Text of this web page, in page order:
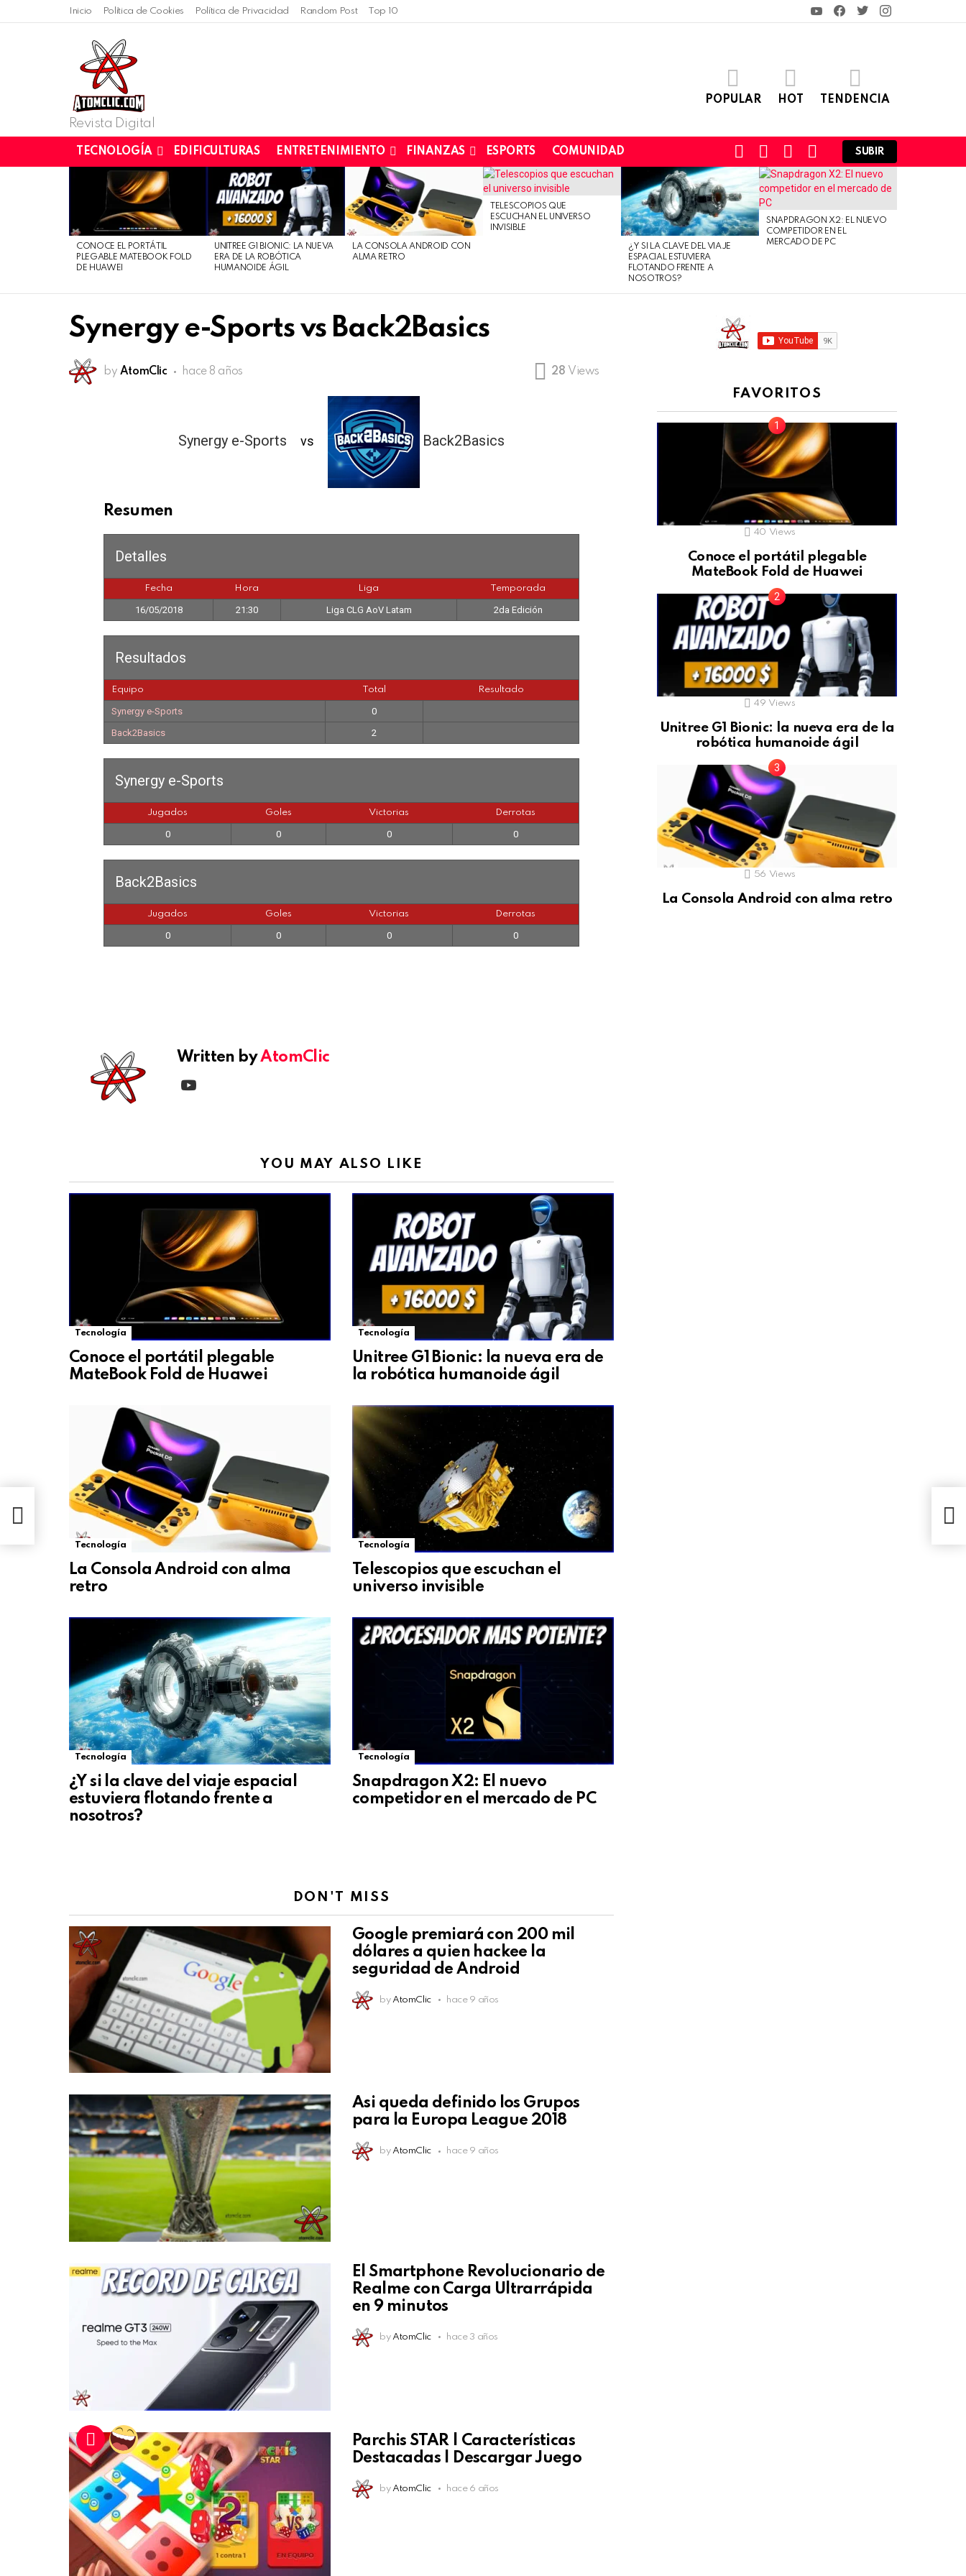
Inicio Política de Cookies Política de Privacidad Random Post Top 10
YouTubeFacebook
TwitterInstagram
Revista Digital
POPULAR HOT TENDENCIA
TECNOLOGÍA EDIFICULTURAS ENTRETENIMIENTO FINANZAS ESPORTS COMUNIDAD
SWITCH
SKIN
FOLLOWSEARCHLOGIN
SUBIR
STORIES
CONOCE EL PORTÁTIL
PLEGABLE MATEBOOK FOLD
DE HUAWEI
UNITREE G1 BIONIC: LA NUEVA
ERA DE LA ROBÓTICA
HUMANOIDE ÁGIL
LA CONSOLA ANDROID CON
ALMA RETRO
TELESCOPIOS QUE
ESCUCHAN EL UNIVERSO
INVISIBLE
¿Y SI LA CLAVE DEL VIAJE
ESPACIAL ESTUVIERA
FLOTANDO FRENTE A
NOSOTROS?
SNAPDRAGON X2: EL NUEVO
COMPETIDOR EN EL
MERCADO DE PC
Synergy e-Sports vs Back2Basics
by AtomClic hace 8 años 28 Views
Synergy e-Sports vs Back2Basics
Resumen
Detalles
Fecha Hora Liga Temporada
16/05/2018 21:30 Liga CLG AoV Latam 2da Edición
Resultados
Equipo Total Resultado
Synergy e-Sports
0
Back2Basics
2
Synergy e-Sports
Jugados Goles Victorias Derrotas
0 0 0 0
Back2Basics
Jugados Goles Victorias Derrotas
0 0 0 0
Written byAtomClic
YOU MAY ALSO LIKE
Tecnología
Conoce el portátil plegable
MateBook Fold de Huawei
Tecnología
Unitree G1 Bionic: la nueva era de
la robótica humanoide ágil
Tecnología
La Consola Android con alma
retro
Tecnología
Telescopios que escuchan el
universo invisible
Tecnología
¿Y si la clave del viaje espacial
estuviera flotando frente a
nosotros?
Tecnología
Snapdragon X2: El nuevo
competidor en el mercado de PC
DON'T MISS
Google premiará con 200 mil
dólares a quien hackee la
seguridad de Android
by AtomClic hace 9 años
Asi queda definido los Grupos
para la Europa League 2018
by AtomClic hace 9 años
El Smartphone Revolucionario de
Realme con Carga Ultrarrápida
en 9 minutos
by AtomClic hace 3 años
Parchis STAR | Características
Destacadas | Descargar Juego
by AtomClic hace 6 años
FAVORITOS
40 Views
Conoce el portátil plegable
MateBook Fold de Huawei
49 Views
Unitree G1 Bionic: la nueva era de la
robótica humanoide ágil
56 Views
La Consola Android con alma retro